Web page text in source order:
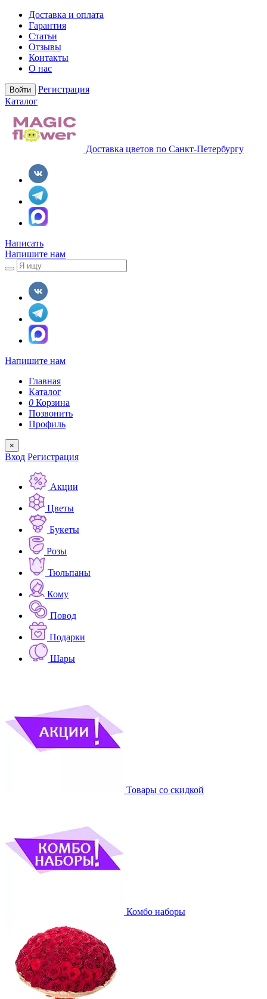
Доставка и оплата
Гарантия
Статьи
Отзывы
Контакты
О нас
Войти
Регистрация
Каталог
Доставка цветов по Санкт-Петербургу
Написать
Напишите нам
Напишите нам
Главная
Каталог
0 Корзина
Позвонить
Профиль
×
Вход Регистрация
Акции
Цветы
Букеты
Розы
Тюльпаны
Кому
Повод
Подарки
Шары
Товары со скидкой
Комбо наборы